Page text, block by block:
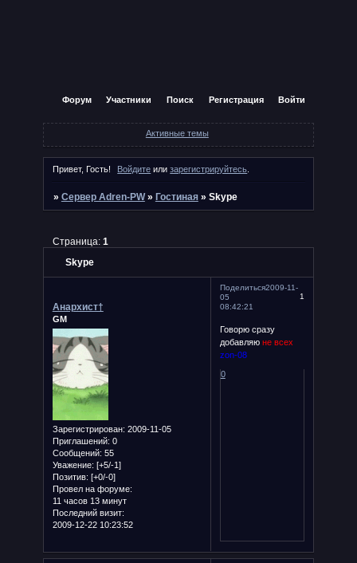
Форум Участники Поиск Регистрация Войти
Активные темы
Привет, Гость! Войдите илизарегистрируйтесь.
» Сервер Adren-PW » Гостиная » Skype
Skype
Страница: 1
Поделиться
1
2009-11-
05
08:42:21
Анархист†
GM
Зарегистрирован: 2009-11-05
Приглашений: 0
Сообщений: 55
Уважение: [+5/-1]
Позитив: [+0/-0]
Провел на форуме:
11 часов 13 минут
Последний визит:
2009-12-22 10:23:52
Говорю сразу
добавляю не всех
zon-08
0